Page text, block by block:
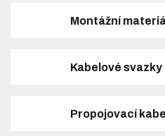
Montážní
Kabelové svazky
Propojovací